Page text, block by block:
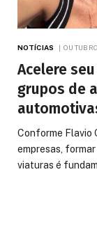
NOTÍCIAS
Acelere
grupos de
Conforme Flavio
empresas,
viaturas é